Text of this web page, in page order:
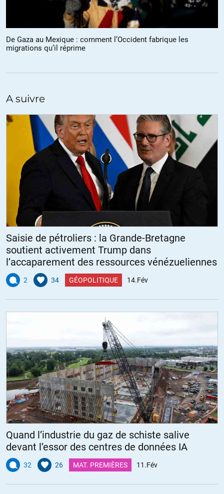
De Gaza au Mexique : comment l’Occident fabrique les
migrations qu’il réprime
A suivre
Saisie de pétroliers : la Grande-Bretagne
soutient activement Trump dans
l’accaparement des ressources vénézueliennes
2 34 GÉOPOLITIQUE 14.Fév
Quand l’industrie du gaz de schiste salive
devant l’essor des centres de données IA
32 26 MAT. PREMIÈRES 11.Fév